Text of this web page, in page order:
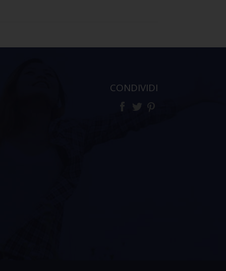
CONDIVIDI